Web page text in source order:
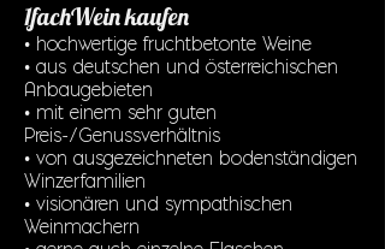
1fachWein kaufen
• hochwertige fruchtbetonte Weine
• aus deutschen und österreichischen
Anbaugebieten
• mit einem sehr guten
Preis-/Genussverhältnis
• von ausgezeichneten bodenständigen
Winzerfamilien
• visionären und sympathischen
Weinmachern